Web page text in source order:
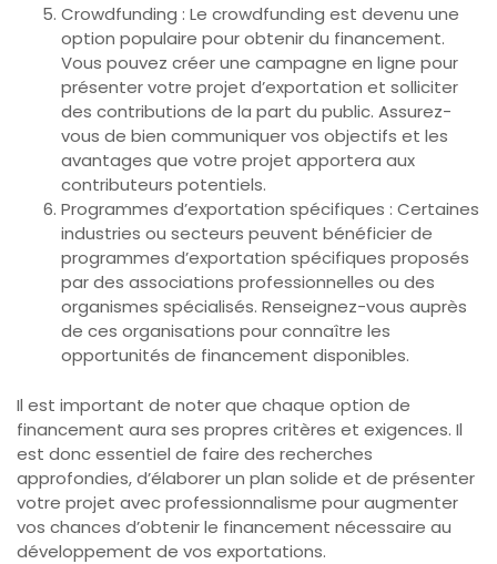
Crowdfunding : Le crowdfunding est devenu une
option populaire pour obtenir du financement.
Vous pouvez créer une campagne en ligne pour
présenter votre projet d’exportation et solliciter
des contributions de la part du public. Assurez-
vous de bien communiquer vos objectifs et les
avantages que votre projet apportera aux
contributeurs potentiels.
Programmes d’exportation spécifiques : Certaines
industries ou secteurs peuvent bénéficier de
programmes d’exportation spécifiques proposés
par des associations professionnelles ou des
organismes spécialisés. Renseignez-vous auprès
de ces organisations pour connaître les
opportunités de financement disponibles.
Il est important de noter que chaque option de
financement aura ses propres critères et exigences. Il
est donc essentiel de faire des recherches
approfondies, d’élaborer un plan solide et de présenter
votre projet avec professionnalisme pour augmenter
vos chances d’obtenir le financement nécessaire au
développement de vos exportations.